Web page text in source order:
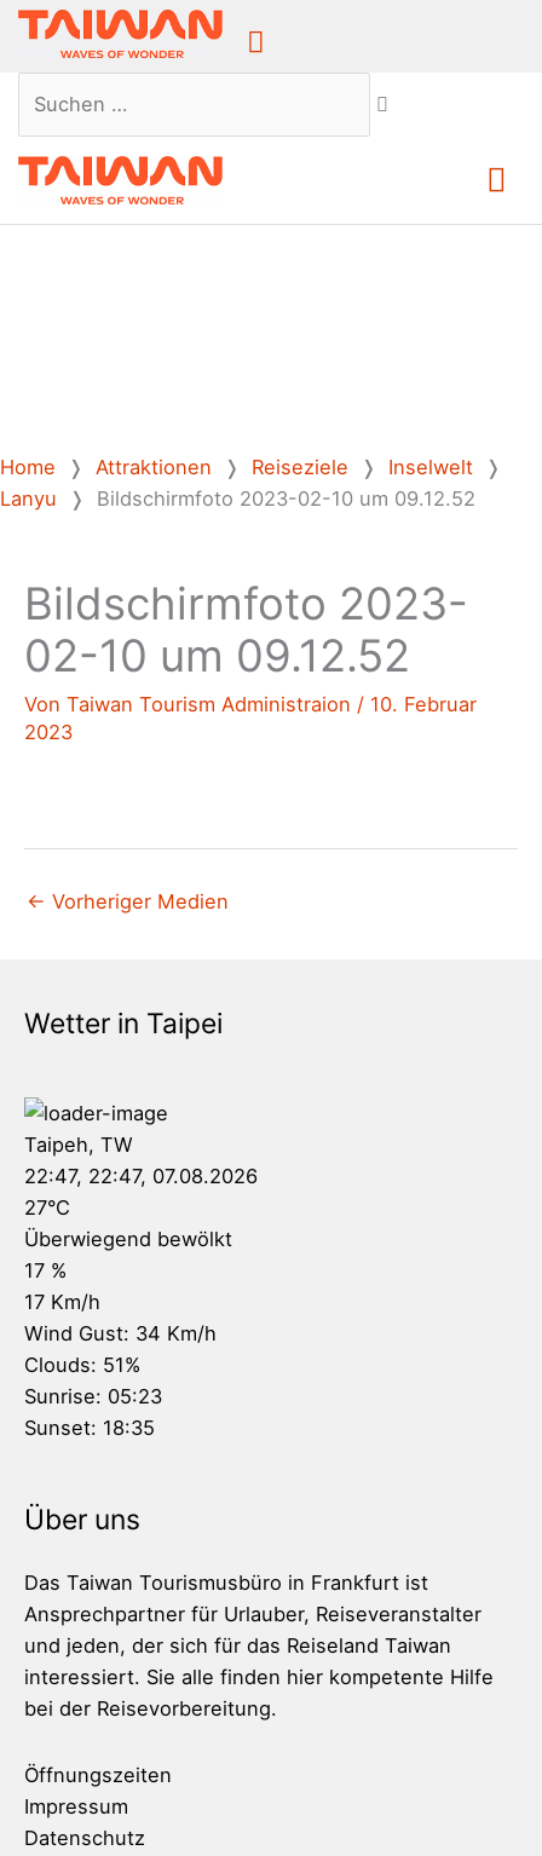
Above
Suchen …
Home ❭ Attraktionen ❭ Reiseziele ❭ Inselwelt ❭
Lanyu ❭ Bildschirmfoto 2023-02-10 um 09.12.52
Bildschirmfoto 2023-
02-10 um 09.12.52
Von Taiwan Tourism Administraion / 10. Februar
2023
← Vorheriger Medien
Wetter in Taipei
Taipeh, TW
22:47, 22:47, 07.08.2026
27°C
Überwiegend bewölkt
17 %
17 Km/h
Wind Gust: 34 Km/h
Clouds: 51%
Sunrise: 05:23
Sunset: 18:35
Über uns
Das Taiwan Tourismusbüro in Frankfurt ist
Ansprechpartner für Urlauber, Reiseveranstalter
und jeden, der sich für das Reiseland Taiwan
interessiert. Sie alle finden hier kompetente Hilfe
bei der Reisevorbereitung.
Öffnungszeiten
Impressum
Datenschutz